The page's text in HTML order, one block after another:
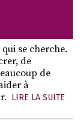
se cherche.
de
de
à
LIRE LA SUITE